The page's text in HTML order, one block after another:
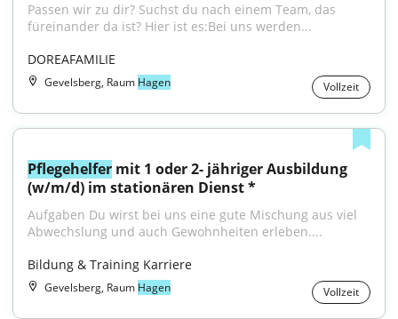
Passen wir zu dir? Suchst du nach einem Team, das
füreinander da ist? Hier ist es:Bei uns werden...
DOREAFAMILIE
Gevelsberg, Raum Hagen Vollzeit
Pflegehelfer mit 1 oder 2- jähriger Ausbildung
(w/m/d) im stationären Dienst *
Aufgaben Du wirst bei uns eine gute Mischung aus viel
Abwechslung und auch Gewohnheiten erleben....
Bildung & Training Karriere
Gevelsberg, Raum Hagen Vollzeit